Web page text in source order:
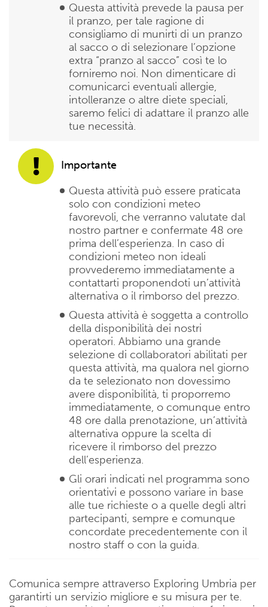
Questa attività prevede la pausa per
il pranzo, per tale ragione di
consigliamo di munirti di un pranzo
al sacco o di selezionare l’opzione
extra “pranzo al sacco” così te lo
forniremo noi. Non dimenticare di
comunicarci eventuali allergie,
intolleranze o altre diete speciali,
saremo felici di adattare il pranzo alle
tue necessità.
Importante
Questa attività può essere praticata
solo con condizioni meteo
favorevoli, che verranno valutate dal
nostro partner e confermate 48 ore
prima dell’esperienza. In caso di
condizioni meteo non ideali
provvederemo immediatamente a
contattarti proponendoti un’attività
alternativa o il rimborso del prezzo.
Questa attività è soggetta a controllo
della disponibilità dei nostri
operatori. Abbiamo una grande
selezione di collaboratori abilitati per
questa attività, ma qualora nel giorno
da te selezionato non dovessimo
avere disponibilità, ti proporremo
immediatamente, o comunque entro
48 ore dalla prenotazione, un’attività
alternativa oppure la scelta di
ricevere il rimborso del prezzo
dell’esperienza.
Gli orari indicati nel programma sono
orientativi e possono variare in base
alle tue richieste o a quelle degli altri
partecipanti, sempre e comunque
concordate precedentemente con il
nostro staff o con la guida.
Comunica sempre attraverso Exploring Umbria per
garantirti un servizio migliore e su misura per te.